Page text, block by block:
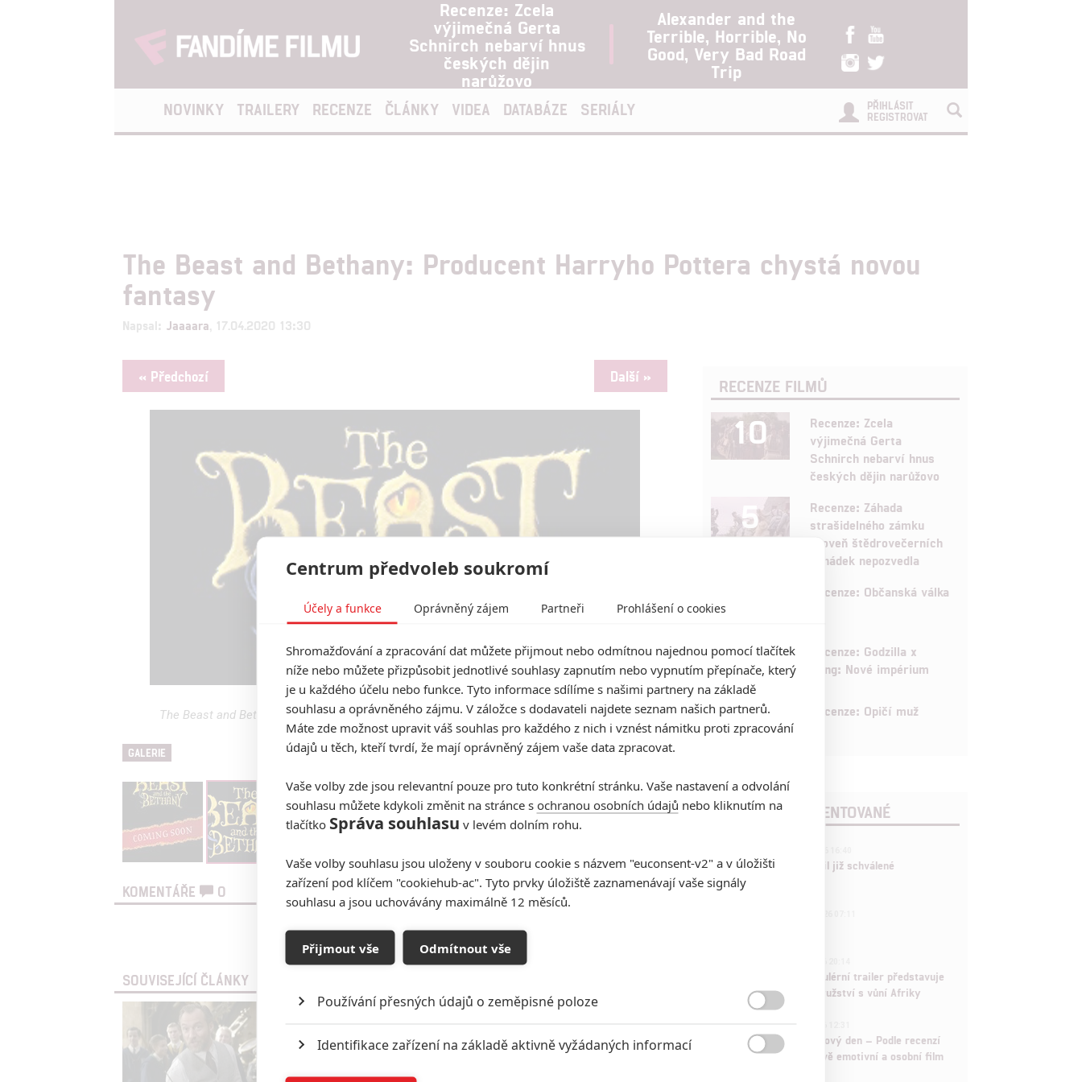
Recenze: Zcela
výjimečná Gerta
Schnirch nebarví hnus
českých dějin
narůžovo
Alexander and the
Terrible, Horrible, No
Good, Very Bad Road
Trip
NOVINKY TRAILERY RECENZE ČLÁNKY VIDEA DATABÁZE SERIÁLY
PŘIHLÁSIT
REGISTROVAT
The Beast and Bethany: Producent Harryho Pottera chystá novou
fantasy
Napsal: Jaaaara , 17.04.2020 13:30
« Předchozí Další »
Egmont
The Beast and Bethany: Producent Harryho Pottera chystá novou fantasy | Fandíme filmu
GALERIE
KOMENTÁŘE 0
Vstoupit do diskuze
SOUVISEJÍCÍ ČLÁNKY
RECENZE FILMŮ
10
Recenze: Zcela
výjimečná Gerta
Schnirch nebarví hnus
českých dějin narůžovo
5
Recenze: Záhada
strašidelného zámku
úroveň štědrovečerních
pohádek nepozvedla
Recenze: Občanská válka
6
Recenze: Godzilla x
Kong: Nové impérium
8 Recenze: Opičí muž
POSLEDNÍ KOMENTOVANÉ
Marvel nečekaně zrušil již schválené
pokračování
Děti krve a kostí: Regulérní trailer představuje
akční fantasy dobrodružství s vůní Afriky
Spider-Man: Zbrusu nový den – Podle recenzí
máme čekat překvapivě emotivní a osobní film
Centrum předvoleb soukromí
Účely a funkce Oprávněný zájem Partneři Prohlášení o cookies
Shromažďování a zpracování dat můžete přijmout nebo odmítnou najednou pomocí tlačítek
níže nebo můžete přizpůsobit jednotlivé souhlasy zapnutím nebo vypnutím přepínače, který
je u každého účelu nebo funkce. Tyto informace sdílíme s našimi partnery na základě
souhlasu a oprávněného zájmu. V záložce s dodavateli najdete seznam našich partnerů.
Máte zde možnost upravit váš souhlas pro každého z nich i vznést námitku proti zpracování
údajů u těch, kteří tvrdí, že mají oprávněný zájem vaše data zpracovat.
Vaše volby zde jsou relevantní pouze pro tuto konkrétní stránku. Vaše nastavení a odvolání
souhlasu můžete kdykoli změnit na stránce s ochranou osobních údajů nebo kliknutím na
tlačítko Správa souhlasu v levém dolním rohu.
Vaše volby souhlasu jsou uloženy v souboru cookie s názvem "euconsent-v2" a v úložišti
zařízení pod klíčem "cookiehub-ac". Tyto prvky úložiště zaznamenávají vaše signály
souhlasu a jsou uchovávány maximálně 12 měsíců.
Přijmout vše Odmítnout vše
Používání přesných údajů o zeměpisné poloze
Identifikace zařízení na základě aktivně vyžádaných informací